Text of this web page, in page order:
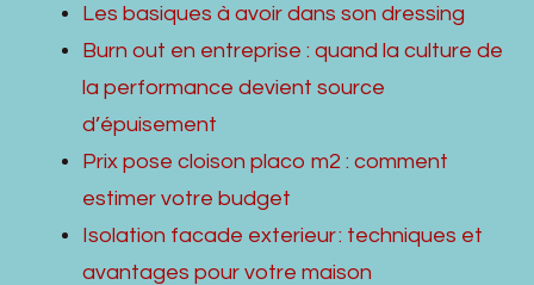
Les basiques à avoir dans son dressing
Burn out en entreprise : quand la culture de
la performance devient source
d’épuisement
Prix pose cloison placo m2 : comment
estimer votre budget
Isolation facade exterieur : techniques et
avantages pour votre maison